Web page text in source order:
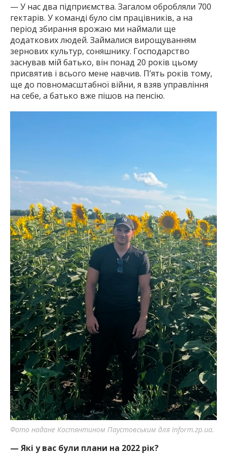
— У нас два підприємства. Загалом обробляли 700
гектарів. У команді було сім працівників, а на
період збирання врожаю ми наймали ще
додаткових людей. Займалися вирощуванням
зернових культур, соняшнику. Господарство
заснував мій батько, він понад 20 років цьому
присвятив і всього мене навчив. П’ять років тому,
ще до повномасштабної війни, я взяв управління
на себе, а батько вже пішов на пенсію.
Фото надане Костянтином Паустовським для Inform.zp.ua.
— Які у вас були плани на 2022 рік?